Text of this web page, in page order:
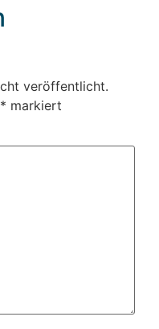
veröffentlicht.
* markiert